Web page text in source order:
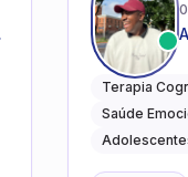
Terapia
Saúde